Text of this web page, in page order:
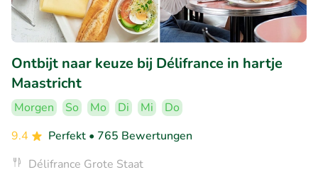
Ontbijt naar keuze bij Délifrance in hartje
Maastricht
Morgen So Mo Di Mi
Do
9.4
Perfekt • 765 Bewertungen
Délifrance Grote Staat